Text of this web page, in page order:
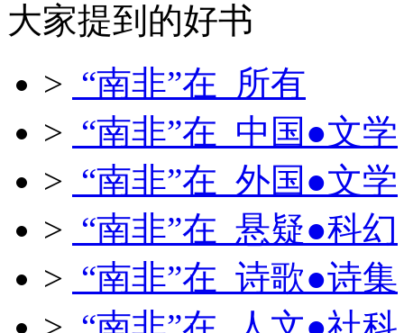
大家提到的好书
> “南非”在 所有
> “南非”在 中国●文学
> “南非”在 外国●文学
> “南非”在 悬疑●科幻
> “南非”在 诗歌●诗集